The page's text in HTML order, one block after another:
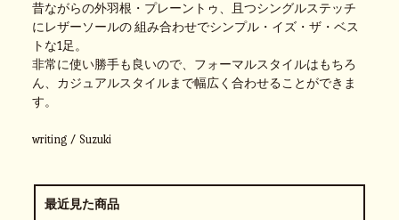
昔ながらの外羽根・プレーントゥ、且つシングルステッチ
にレザーソールの 組み合わせでシンプル・イズ・ザ・ベス
トな1足。
非常に使い勝手も良いので、フォーマルスタイルはもちろ
ん、カジュアルスタイルまで幅広く合わせることができま
す。
writing / Suzuki
最近見た商品